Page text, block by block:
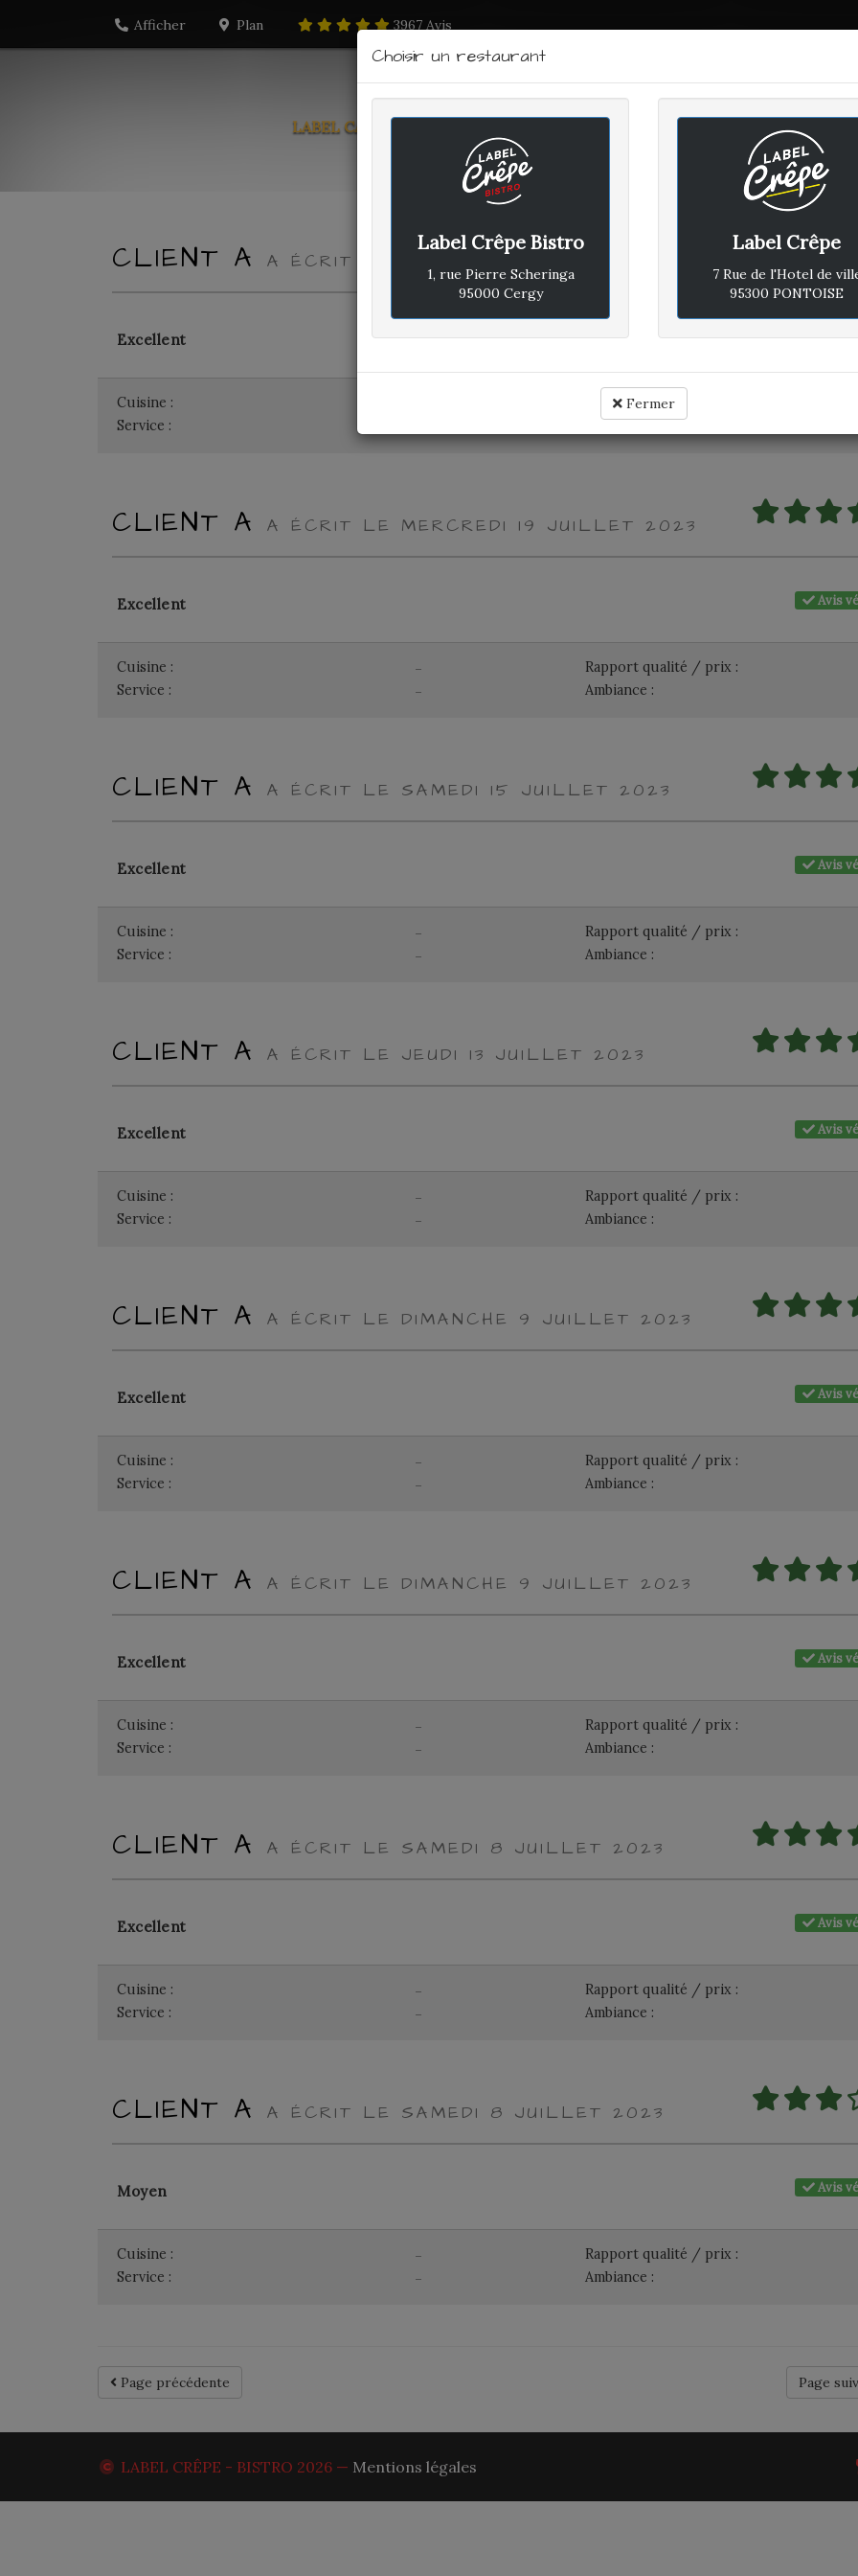
Afficher Plan 3967 Avis
LABEL CRÊPE - BISTRO
LABEL CARTE CONTACTEZ-
CLIENT A A ÉCRIT LE JEUDI 20 JUILLET 2023
Avis
Excellent
Cuisine : Rapport qualité / prix :
Service : Ambiance :
CLIENT A A ÉCRIT LE MERCREDI 19 JUILLET 2023
Avis
Excellent
-
Cuisine : Rapport qualité / prix :
-
Service : Ambiance :
CLIENT A A ÉCRIT LE SAMEDI 15 JUILLET 2023
Avis
Excellent
-
Cuisine : Rapport qualité / prix :
-
Service : Ambiance :
CLIENT A A ÉCRIT LE JEUDI 13 JUILLET 2023
Avis
Excellent
-
Cuisine : Rapport qualité / prix :
-
Service : Ambiance :
CLIENT A A ÉCRIT LE DIMANCHE 9 JUILLET 2023
Avis
Excellent
-
Cuisine : Rapport qualité / prix :
-
Service : Ambiance :
CLIENT A A ÉCRIT LE DIMANCHE 9 JUILLET 2023
Avis
Excellent
-
Cuisine : Rapport qualité / prix :
-
Service : Ambiance :
CLIENT A A ÉCRIT LE SAMEDI 8 JUILLET 2023
Avis
Excellent
-
Cuisine : Rapport qualité / prix :
-
Service : Ambiance :
CLIENT A A ÉCRIT LE SAMEDI 8 JUILLET 2023
Avis
Moyen
-
Cuisine : Rapport qualité / prix :
-
Service : Ambiance :
Page
Page précédente
LABEL CRÊPE - BISTRO 2026 — Mentions légales
Choisir un restaurant
Label Crêpe Bistro
1, rue Pierre Scheringa
95000 Cergy
Label Crêpe
7 Rue de l'Hotel de
95300 PONTOISE
Fermer